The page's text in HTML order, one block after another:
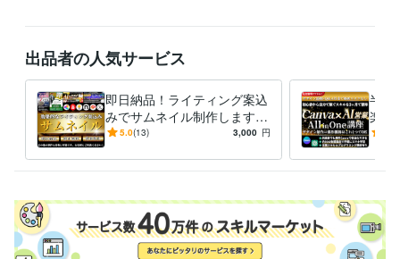
出品者の人気サービス
即日納品！ライティング案込
みでサムネイル制作します B
rainなど即日対応可！効果に
作
5.0(13) 3,000 円
半額
楽々
案